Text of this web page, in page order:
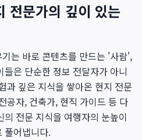
전문가의 깊이 있는
는 바로 콘텐츠를 만드는 '사람',
들은 단순한 정보 전달자가 아니
과 깊은 지식을 쌓아온 현지 전문
공자, 건축가, 현직 가이드 등 다
전문 지식을 여행자의 눈높이
풀어냅니다.